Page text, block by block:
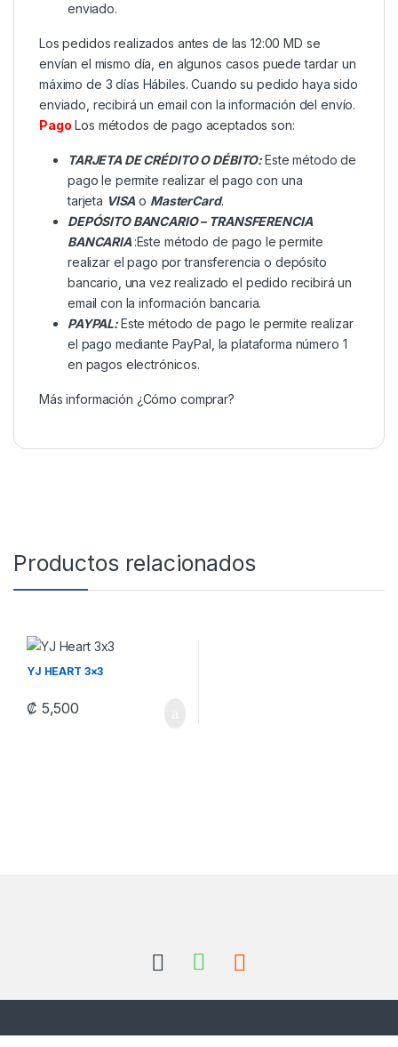
enviado.
Los pedidos realizados antes de las 12:00 MD se
envían el mismo día, en algunos casos puede tardar un
máximo de 3 días Hábiles. Cuando su pedido haya sido
enviado, recibirá un email con la información del envío.
Pago Los métodos de pago aceptados son:
TARJETA DE CRÉDITO O DÉBITO:Este método de
pago le permite realizar el pago con una
tarjeta VISA o MasterCard.
DEPÓSITO BANCARIO – TRANSFERENCIA
BANCARIA :Este método de pago le permite
realizar el pago por transferencia o depósito
bancario, una vez realizado el pedido recibirá un
email con la información bancaria.
PAYPAL:Este método de pago le permite realizar
el pago mediante PayPal, la plataforma número 1
en pagos electrónicos.
Más información ¿Cómo comprar?
Productos relacionados
YJ HEART 3×3
₡ 5,500